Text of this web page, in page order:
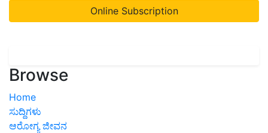
Online Subscription
Browse
Home
ಸುದ್ದಿಗಳು
ಆರೋಗ್ಯ ಜೀವನ